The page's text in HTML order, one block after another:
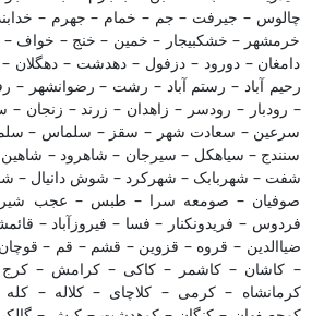
چالوس – جیرفت – جم – خمام – جهرم –
خرمشهر – خشکبیجار – خمین – خنج – خواف
دامغان – دورود – دزفول – دهدشت – دهگلان –
رحیم آباد – رستم آباد – رشت – رضوانشهر –
– رودبار – رودسر – زاهدان – زرند – زنجان
سرعین – سعادت شهر – سقز – سلماس –
سنندج – سیاهکل – سیرجان – شاهرود –
شفت – شهربابک – شهرکرد – شوش دانیال –
صوفیان – صومعه سرا – طبس – عجب شیر
فردوس – فریدونکنار – فسا – فیروزآباد –
ضیاالدین – قروه – قزوین – قشم – قم –
– کاشان – کاشمر – کاکی – کرامش –
کرمانشاه – کرمی – کلاچای – کلاله – کله